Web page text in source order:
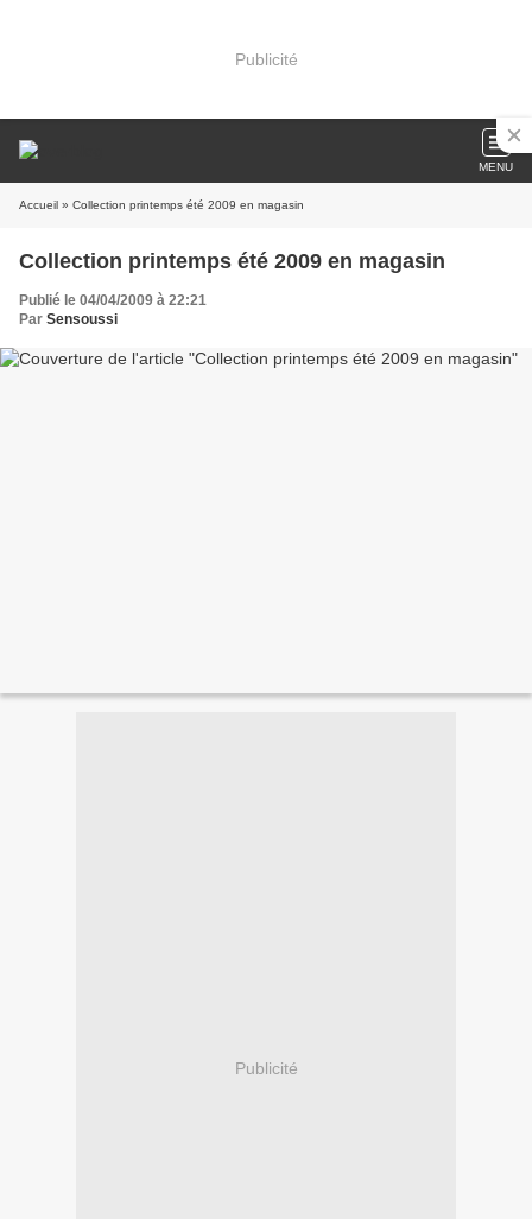
Publicité
MENU
Accueil » Collection printemps été 2009 en magasin
Collection printemps été 2009 en magasin
Publié le 04/04/2009 à 22:21
Par Sensoussi
Publicité